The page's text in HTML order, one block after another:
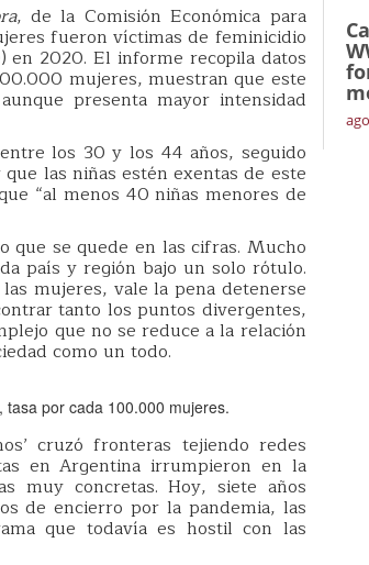
, de la Comisión Económica para
fueron víctimas de feminicidio
en 2020. El informe recopila datos
mujeres, muestran que este
presenta mayor intensidad
los 30 y los 44 años, seguido
las niñas estén exentas de este
“al menos 40 niñas menores de
que se quede en las cifras. Mucho
país y región bajo un solo rótulo.
mujeres, vale la pena detenerse
tanto los puntos divergentes,
que no se reduce a la relación
como un todo.
por cada 100.000 mujeres.
cruzó fronteras tejiendo redes
en Argentina irrumpieron en la
muy concretas. Hoy, siete años
de encierro por la pandemia, las
que todavía es hostil con las